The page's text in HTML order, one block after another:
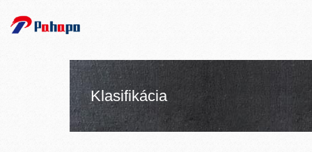
Klasifikácia